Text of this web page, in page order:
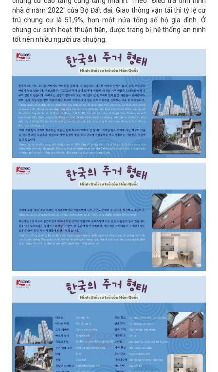
nhà ở năm 2022" của Bộ Đất đai, Giao thông vận tải thì tỷ lệ cư
trú chung cư là 51,9%, hơn một nửa tổng số hộ gia đình. Ở
chung cư sinh hoạt thuận tiện, được trang bị hệ thống an ninh
tốt nên nhiều người ưa chuộng.